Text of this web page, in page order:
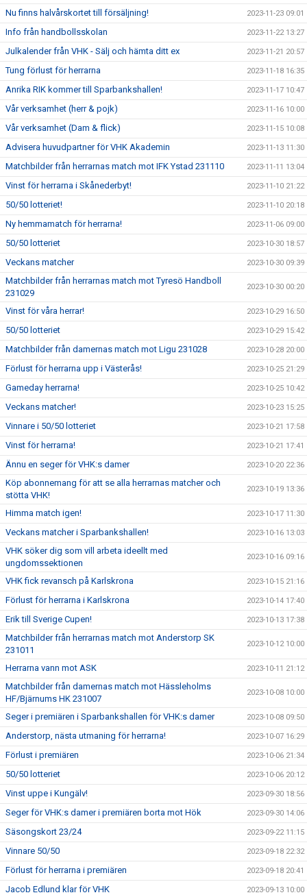
Nu finns halvårskortet till försäljning! 2023-11-23 09:01
Info från handbollsskolan 2023-11-22 13:27
Julkalender från VHK - Sälj och hämta ditt ex 2023-11-21 20:57
Tung förlust för herrarna 2023-11-18 16:35
Anrika RIK kommer till Sparbankshallen! 2023-11-17 10:47
Vår verksamhet (herr & pojk) 2023-11-16 10:00
Vår verksamhet (Dam & flick) 2023-11-15 10:08
Advisera huvudpartner för VHK Akademin 2023-11-13 11:30
Matchbilder från herrarnas match mot IFK Ystad 231110 2023-11-11 13:04
Vinst för herrarna i Skånederbyt! 2023-11-10 21:22
50/50 lotteriet! 2023-11-10 20:18
Ny hemmamatch för herrarna! 2023-11-06 09:00
50/50 lotteriet 2023-10-30 18:57
Veckans matcher 2023-10-30 09:39
Matchbilder från herrarnas match mot Tyresö Handboll
231029
2023-10-30 00:20
Vinst för våra herrar! 2023-10-29 16:50
50/50 lotteriet 2023-10-29 15:42
Matchbilder från damernas match mot Ligu 231028 2023-10-28 20:00
Förlust för herrarna upp i Västerås! 2023-10-25 21:29
Gameday herrarna! 2023-10-25 10:42
Veckans matcher! 2023-10-23 15:25
Vinnare i 50/50 lotteriet 2023-10-21 17:58
Vinst för herrarna! 2023-10-21 17:41
Ännu en seger för VHK:s damer 2023-10-20 22:36
Köp abonnemang för att se alla herrarnas matcher och
stötta VHK!
2023-10-19 13:36
Himma match igen! 2023-10-17 11:30
Veckans matcher i Sparbankshallen! 2023-10-16 13:03
VHK söker dig som vill arbeta ideellt med
ungdomssektionen
2023-10-16 09:16
VHK fick revansch på Karlskrona 2023-10-15 21:16
Förlust för herrarna i Karlskrona 2023-10-14 17:40
Erik till Sverige Cupen! 2023-10-13 17:38
Matchbilder från herrarnas match mot Anderstorp SK
231011
2023-10-12 10:00
Herrarna vann mot ASK 2023-10-11 21:12
Matchbilder från damernas match mot Hässleholms
HF/Bjärnums HK 231007
2023-10-08 10:00
Seger i premiären i Sparbankshallen för VHK:s damer 2023-10-08 09:50
Anderstorp, nästa utmaning för herrarna! 2023-10-07 16:29
Förlust i premiären 2023-10-06 21:34
50/50 lotteriet 2023-10-06 20:12
Vinst uppe i Kungälv! 2023-09-30 18:56
Seger för VHK:s damer i premiären borta mot Hök 2023-09-30 14:06
Säsongskort 23/24 2023-09-22 11:15
Vinnare 50/50 2023-09-18 22:32
Förlust för herrarna i premiären 2023-09-18 20:41
Jacob Edlund klar för VHK 2023-09-13 10:00